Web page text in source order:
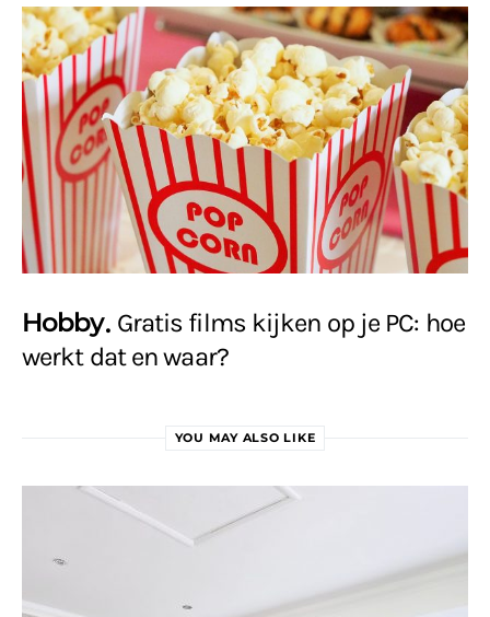
Hobby Gratis films kijken op je PC: hoe
werkt dat en waar?
YOU MAY ALSO LIKE